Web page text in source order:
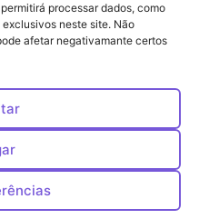
processar dados, como
neste site. Não
afetar negativamante certos
Ética